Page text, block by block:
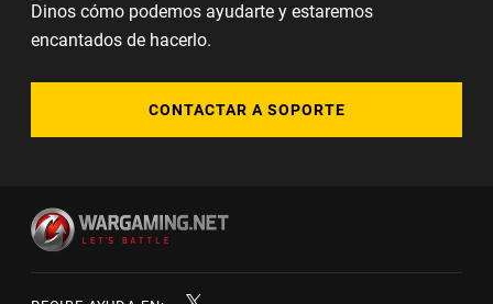
Dinos cómo podemos ayudarte y estaremos
encantados de hacerlo.
CONTACTAR A SOPORTE